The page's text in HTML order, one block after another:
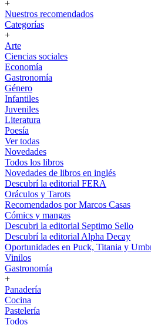
+
Nuestros recomendados
Categorías
+
Arte
Ciencias sociales
Economía
Gastronomía
Género
Infantiles
Juveniles
Literatura
Poesía
Ver todas
Novedades
Todos los libros
Novedades de libros en inglés
Descubrí la editorial FERA
Oráculos y Tarots
Recomendados por Marcos Casas
Cómics y mangas
Descubri la editorial Septimo Sello
Descubrí la editorial Alpha Decay
Oportunidades en Puck, Titania y
Vinilos
Gastronomía
+
Panadería
Cocina
Pastelería
Todos